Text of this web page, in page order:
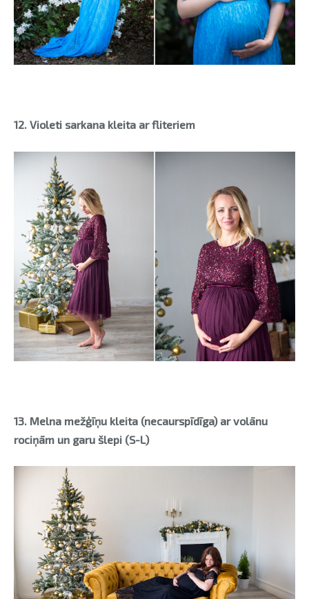
12. Violeti sarkana kleita ar fliteriem
13. Melna mežģīņu kleita (necaurspīdīga) ar volānu
rociņām un garu šlepi (S-L)